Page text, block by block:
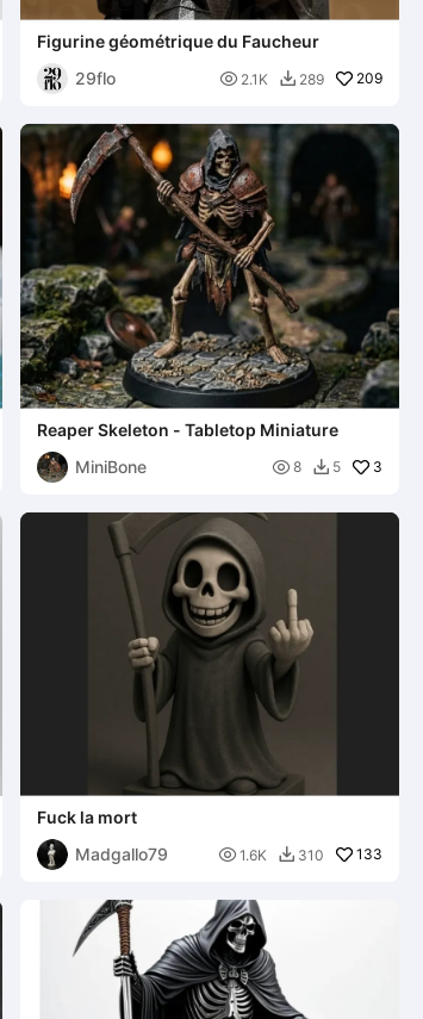
Figurine géométrique du Faucheur
29flo
 2.1K  289 209
Reaper Skeleton - Tabletop Miniature
MiniBone
 8  5 3
Fuck la mort
Madgallo79
 1.6K  310 133